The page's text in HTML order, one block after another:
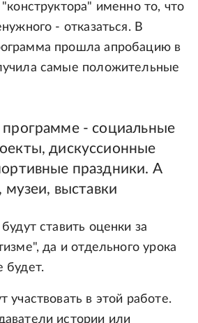
именно то, что
- отказаться. В
прошла апробацию в
самые положительные
- социальные
дискуссионные
праздники. А
выставки
ставить оценки за
да и отдельного урока
будет.
участвовать в этой работе.
истории или